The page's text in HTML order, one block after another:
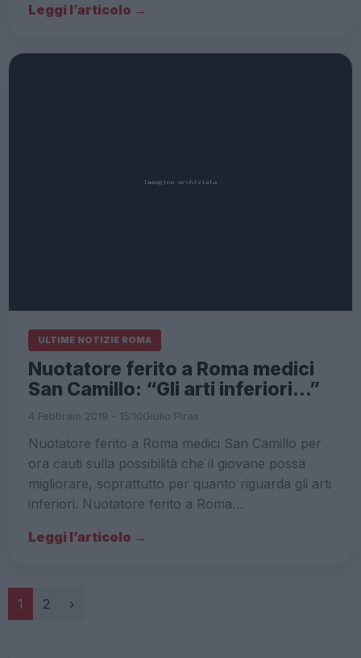
Leggi l’articolo →
ULTIME NOTIZIE ROMA
Nuotatore ferito a Roma medici
San Camillo: “Gli arti inferiori…”
4 Febbraio 2019 - 15:10Giulio Piras
Nuotatore ferito a Roma medici San Camillo per
ora cauti sulla possibilità che il giovane possa
migliorare, soprattutto per quanto riguarda gli arti
inferiori. Nuotatore ferito a Roma…
Leggi l’articolo →
Paginazione
1 2 ›